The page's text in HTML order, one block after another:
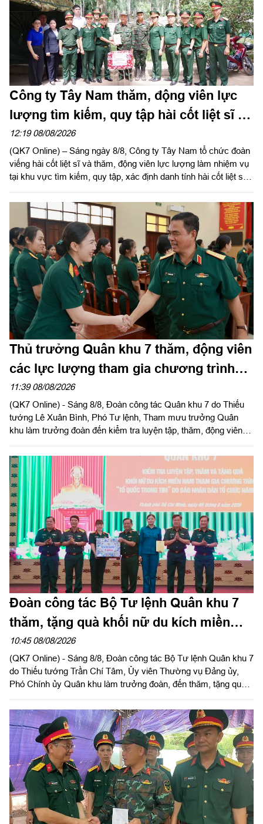
Công ty Tây Nam thăm, động viên lực
lượng tìm kiếm, quy tập hài cốt liệt sĩ tại
công viên Lê Thị Riêng
12:19 08/08/2026
(QK7 Online) – Sáng ngày 8/8, Công ty Tây Nam tổ chức đoàn
viếng hài cốt liệt sĩ và thăm, động viên lực lượng làm nhiệm vụ
tại khu vực tìm kiếm, quy tập, xác định danh tính hài cốt liệt sĩ
Thủ trưởng Quân khu 7 thăm, động viên
các lực lượng tham gia chương trình
“Tổ quốc trong tim”
11:39 08/08/2026
(QK7 Online) - Sáng 8/8, Đoàn công tác Quân khu 7 do Thiếu
tướng Lê Xuân Bình, Phó Tư lệnh, Tham mưu trưởng Quân
khu làm trưởng đoàn đến kiểm tra luyện tập, thăm, động viên
Nhân Dân tổ chức tại Sư đoàn 309 và Lữ đoàn 25.
Đoàn công tác Bộ Tư lệnh Quân khu 7
thăm, tặng quà khối nữ du kích miền
Nam tham gia chương trình "Tổ quốc
trong tim"
10:45 08/08/2026
(QK7 Online) - Sáng 8/8, Đoàn công tác Bộ Tư lệnh Quân khu 7
do Thiếu tướng Trần Chí Tâm, Ủy viên Thường vụ Đảng ủy,
Phó Chính ủy Quân khu làm trưởng đoàn, đến thăm, tặng quà
vụ chương trình "Tổ quốc trong tim" do báo Nhân dân tổ chức.